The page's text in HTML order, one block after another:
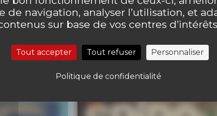
de navigation, analyser l’utilisation, et
sur base de vos centres
Tout accepter Tout refuser Personnaliser
Politique de confidentialité